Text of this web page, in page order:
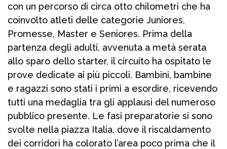
con un percorso di circa otto chilometri che ha
coinvolto atleti delle categorie Juniores,
Promesse, Master e Seniores. Prima della
partenza degli adulti, avvenuta a metà serata
allo sparo dello starter, il circuito ha ospitato le
prove dedicate ai più piccoli. Bambini, bambine
e ragazzi sono stati i primi a esordire, ricevendo
tutti una medaglia tra gli applausi del numeroso
pubblico presente. Le fasi preparatorie si sono
svolte nella piazza Italia, dove il riscaldamento
dei corridori ha colorato l’area poco prima che il